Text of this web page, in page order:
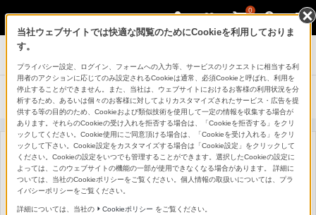
0
製品に関する重要なお知らせ
当社ウェブサイトでは快適な閲覧のためにCookieを利用しておりま
す。
プライバシー設定、ログイン、フォームへの入力等、サービスのリクエストに相当する利
用者のアクションに応じてのみ設定されるCookieは通常、必須Cookieと呼ばれ、利用を
停止することができません。また、当社は、ウェブサイトにおけるお客様の利用状況を分
析するため、あるいは個々のお客様に対してよりカスタマイズされたサービス・広告を提
供する等の目的のため、Cookieおよび類似技術を使用して一定の情報を収集する場合が
あります。それらのCookieの受け入れを拒否する場合は、「Cookieを拒否する」をクリ
ックしてください。Cookie使用にご同意頂ける場合は、「Cookieを受け入れる」をクリ
ックして下さい。Cookie設定をカスタマイズする場合は「Cookie設定」をクリックして
ください。Cookieの設定をいつでも管理することができます。選択したCookieの設定に
よっては、このウェブサイトの機能の一部が使用できなくなる場合があります。 詳細に
ついては、当社のCookieポリシーをご覧ください。個人情報の取扱いについては、プラ
イバシーポリシーをご覧ください。
詳細については、当社の Cookieポリシー をご覧ください。